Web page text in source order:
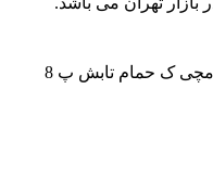
تهران خیابان پانزده خرداد غربی ک بادامچی ک حمام تابش پ 8